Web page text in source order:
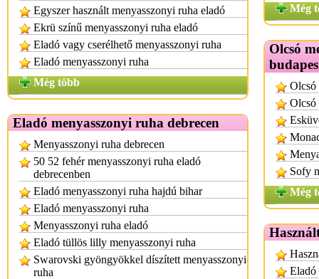
Egyszer használt menyasszonyi ruha eladó
Ekrü színű menyasszonyi ruha eladó
Eladó vagy cserélhető menyasszonyi ruha
Eladó menyasszonyi ruha
Még több
Eladó menyasszonyi ruha debrecen
Menyasszonyi ruha debrecen
50 52 fehér menyasszonyi ruha eladó
debrecenben
Eladó menyasszonyi ruha hajdú bihar
Eladó menyasszonyi ruha
Menyasszonyi ruha eladó
Eladó tüllös lilly menyasszonyi ruha
Swarovski gyöngyökkel díszített menyasszonyi
ruha
Még
Olcsó
Olcsó
Olcsó
Sofy
Még
Eladó